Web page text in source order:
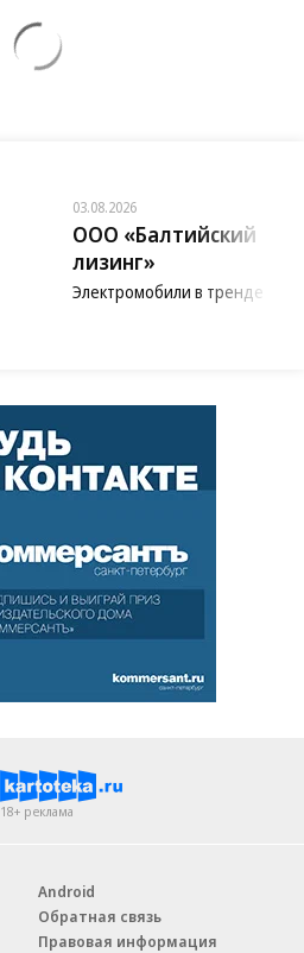
03.08.2026
ООО «Балтийский
лизинг»
Электромобили в тренде
18+ реклама
Android
Обратная связь
Правовая информация